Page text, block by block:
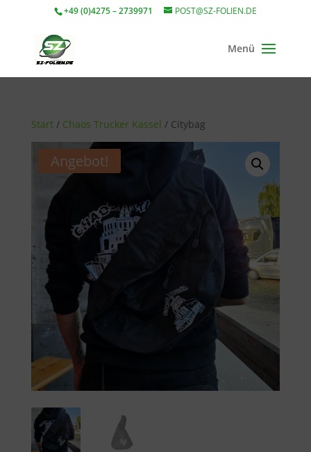
+49 (0)4275 – 2739971 POST@SZ-FOLIEN.DE
Start/ Chaos Trucker Kassel / Citybag
Angebot!